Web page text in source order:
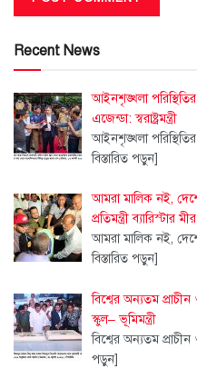
Recent News
আইনশৃঙ্খলা
এজেন্ডা: স্বরাষ্ট্রমন্ত্রী
আইনশৃঙ্খলা
বিস্তারিত পড়ুন]
আমরা মালিক নই,
প্রতিমন্ত্রী ব্যারিস্টার
আমরা মালিক নই,
বিস্তারিত পড়ুন]
বিশ্বের অন্যতম প্রাচীন
স্কুল– ভূমিমন্ত্রী
বিশ্বের অন্যতম প্রাচীন
পড়ুন]